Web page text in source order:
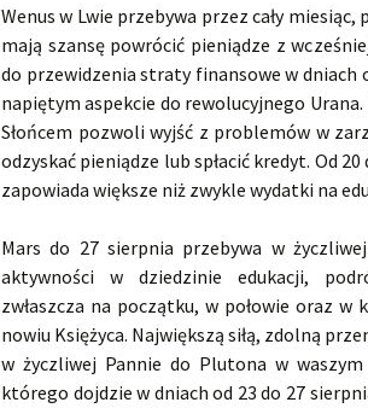
Wenus w Lwie przebywa przez cały
mają szansę powrócić pieniądze z
do przewidzenia straty finansowe w dniach
napiętym aspekcie do rewolucyjnego
Słońcem pozwoli wyjść z problemów w
odzyskać pieniądze lub spłacić kredyt. Od
zapowiada większe niż zwykle wydatki na
Mars do 27 sierpnia przebywa w
aktywności w dziedzinie edukacji,
zwłaszcza na początku, w połowie oraz w
nowiu Księżyca. Największą siłą, zdolną
w życzliwej Pannie do Plutona w
którego dojdzie w dniach od 23 do 27